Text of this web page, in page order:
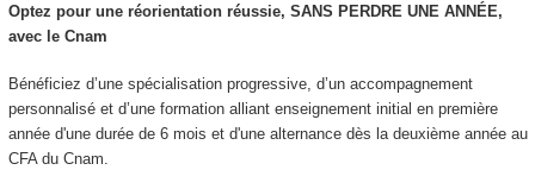
Optez pour une réorientation réussie, SANS PERDRE UNE ANNÉE,
avec le Cnam
Bénéficiez d’une spécialisation progressive, d’un accompagnement
personnalisé et d’une formation alliant enseignement initial en première
année d'une durée de 6 mois et d'une alternance dès la deuxième année au
CFA du Cnam.